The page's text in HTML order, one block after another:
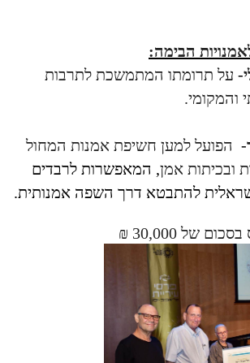
הבימה:
על תרומתו המתמשכת לתרבות
והמקומי.
הפועל למען חשיפת אמנות המחול
ובכיתות אמן, המאפשרות לרבדים
להתבטא דרך השפה אמנותית.
של 30,000 ₪